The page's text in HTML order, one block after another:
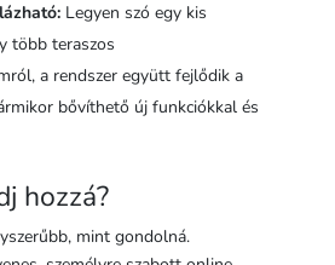
Legyen szó egy kis
több teraszos
a rendszer együtt fejlődik a
bővíthető új funkciókkal és
hozzá?
mint gondolná.